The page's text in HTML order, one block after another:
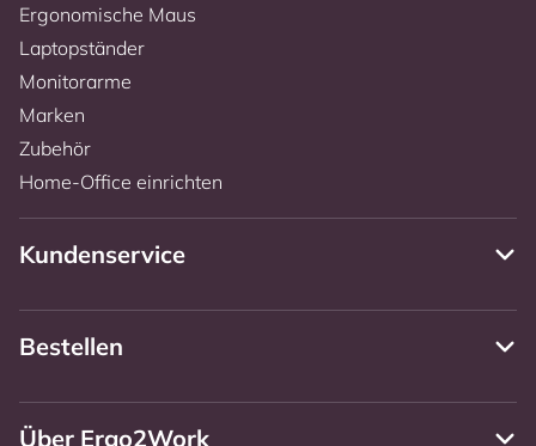
Ergonomische Maus
Laptopständer
Monitorarme
Marken
Zubehör
Home-Office einrichten
Kundenservice
Bestellen
Über Ergo2Work